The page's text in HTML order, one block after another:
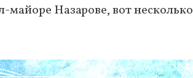
майоре Назарове, вот несколько